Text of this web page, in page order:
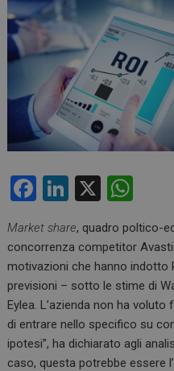
F
ce
b
o
o
k
Li
ke
dI
n
X
at
s
A
p
p
Market share, quadro poltico-
concorrenza competitor
motivazioni che hanno indotto
previsioni – sotto le stime di
Eylea. L’azienda non ha
di entrare nello specifico su
ipotesi”, ha dichiarato agli
caso, questa potrebbe essere